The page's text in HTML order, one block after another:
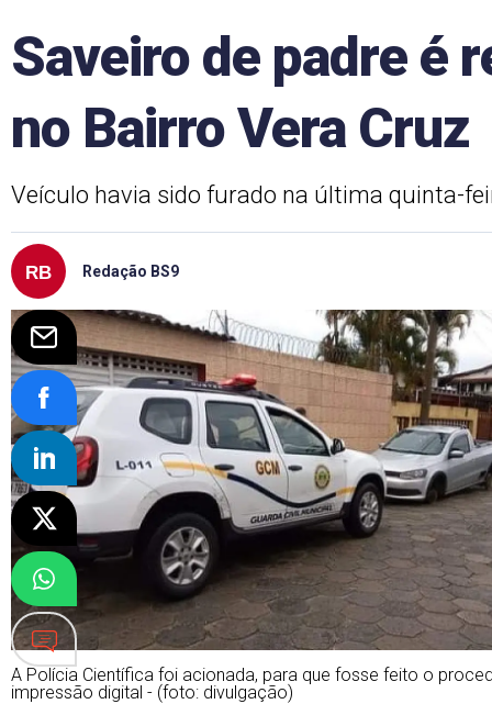
Saveiro de padre é
no Bairro Vera Cruz
Veículo havia sido furado na última quinta-
Redação BS9
A Polícia Científica foi acionada, para que fosse feito o
impressão digital - (foto: divulgação)